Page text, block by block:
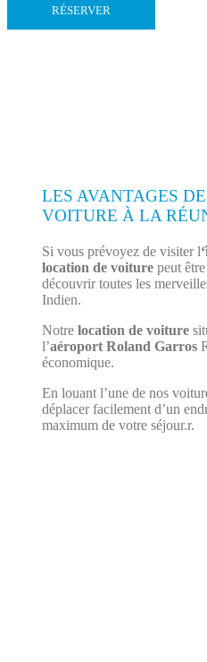
RÉSERVER
LES AVANTAGES
VOITURE À LA
Si vous prévoyez de visiter l
location de voiturepeut
découvrir toutes les
Indien.
Notre location de voiture
l’aéroport Roland Garros
économique.
En louant l’une de nos
déplacer facilement d’un
maximum de votre séjour.r.